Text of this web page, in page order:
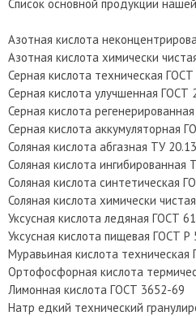
Список основной продукции
Азотная кислота
Азотная кислота химически
Серная кислота техническая
Серная кислота улучшенная ГОСТ
Серная кислота
Серная кислота аккумуляторная
Соляная кислота абгазная ТУ
Соляная кислота
Соляная кислота синтетическая
Соляная кислота химически
Уксусная кислота ледяная ГОСТ
Уксусная кислота пищевая ГОСТ
Муравьиная кислота
Ортофосфорная кислота
Лимонная кислота ГОСТ 3652-69
Натр едкий технический